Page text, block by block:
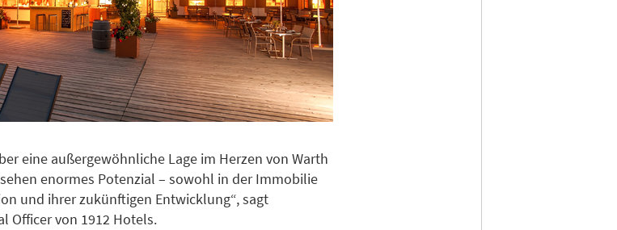
eine außergewöhnliche Lage im Herzen von Warth
enormes Potenzial – sowohl in der Immobilie
und ihrer zukünftigen Entwicklung“, sagt
Officer von 1912 Hotels.